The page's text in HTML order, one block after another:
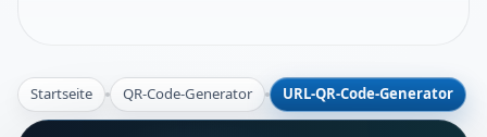
Startseite QR-Code-Generator URL-QR-Code-Generator